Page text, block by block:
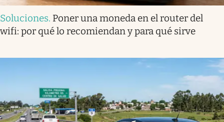
Soluciones. Poner una moneda en el router del
wifi: por qué lo recomiendan y para qué sirve